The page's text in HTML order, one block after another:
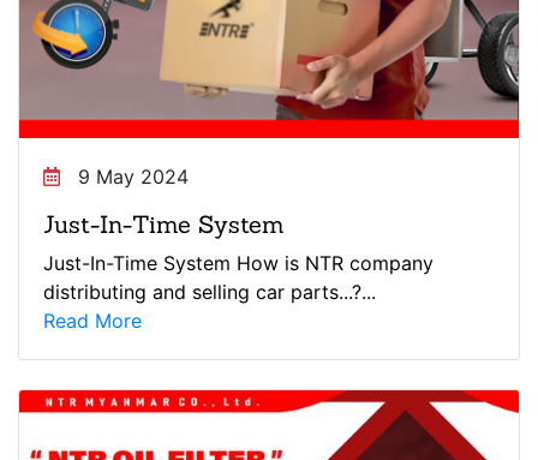
9 May 2024
Just-In-Time System
Just-In-Time System How is NTR company
distributing and selling car parts...?...
Read More